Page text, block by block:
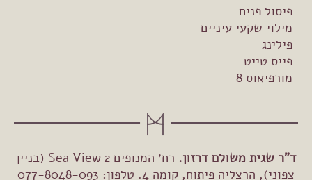
פיסול פנים
מילוי שקעי עיניים
פילינג
פייס טייט
מורפיאוס 8
ד"ר שגית משולם דרזון.
רח׳ המנופים 2 Sea View (בניין
צפוני), הרצליה פיתוח, קומה 4. טלפון: 077-8048-093